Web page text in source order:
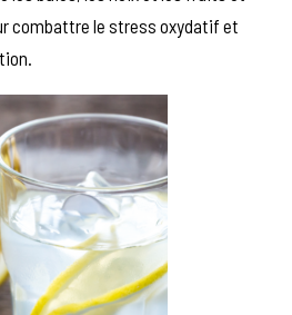
combattre le stress oxydatif et